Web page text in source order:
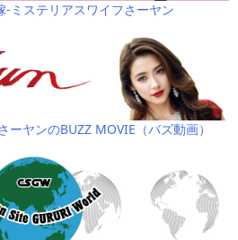
-ミステリアスワイフさーヤン
ヤンのBUZZ MOVIE（バズ動画）